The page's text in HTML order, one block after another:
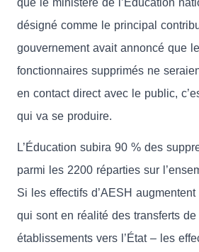
que le ministère de l’Éducation
désigné comme le principal
gouvernement avait annoncé que
fonctionnaires supprimés ne
en contact direct avec le public,
qui va se produire.
L’Éducation subira 90 % des
parmi les 2200 réparties sur
Si les effectifs d’AESH
qui sont en réalité des transferts
établissements vers l’État – les